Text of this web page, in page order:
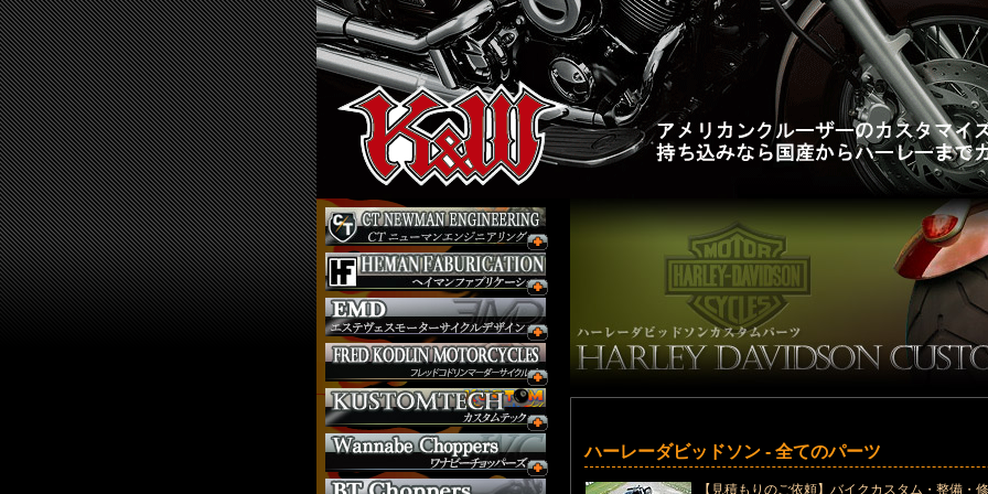
ハーレーダビッドソン - 全てのパーツ
【見積もりのご依頼】バイクカスタム・整備・